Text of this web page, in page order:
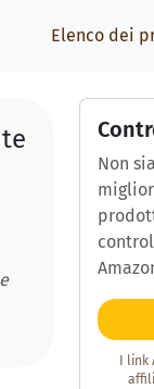
Elenco dei
Non
I